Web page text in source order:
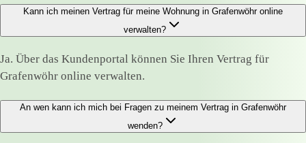
Kann ich meinen Vertrag für meine Wohnung in Grafenwöhr online
verwalten?
Ja. Über das Kundenportal können Sie Ihren Vertrag für
Grafenwöhr online verwalten.
An wen kann ich mich bei Fragen zu meinem Vertrag in Grafenwöhr
wenden?